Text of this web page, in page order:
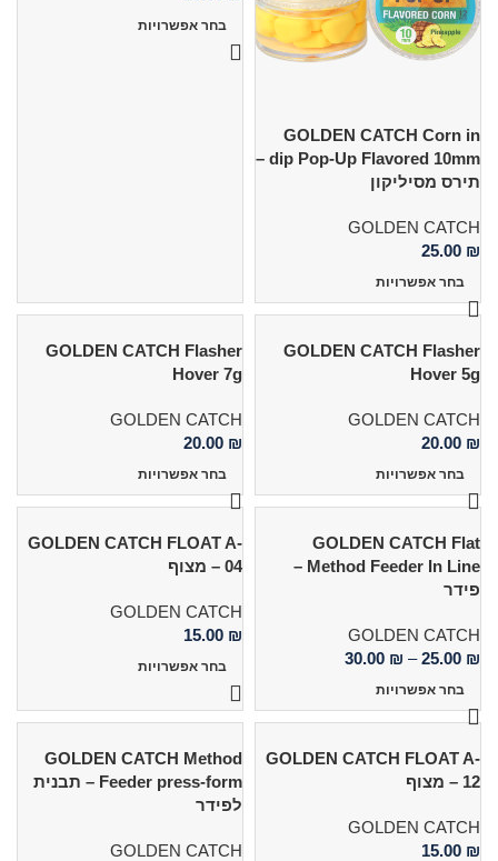
GOLDEN CATCH Corn in
dip Pop-Up Flavored 10mm –
תירס מסיליקון
GOLDEN CATCH
25.00 ₪
בחר אפשרויות
בחר אפשרויות
GOLDEN CATCH Flasher
Hover 5g
GOLDEN CATCH
20.00 ₪
בחר אפשרויות
GOLDEN CATCH Flasher
Hover 7g
GOLDEN CATCH
20.00 ₪
בחר אפשרויות
GOLDEN CATCH Flat
Method Feeder In Line –
פידר
GOLDEN CATCH
25.00 ₪
–
30.00 ₪
בחר אפשרויות
GOLDEN CATCH FLOAT A-
04 – מצוף
GOLDEN CATCH
15.00 ₪
בחר אפשרויות
GOLDEN CATCH FLOAT A-
12 – מצוף
GOLDEN CATCH
15.00 ₪
GOLDEN CATCH Method
Feeder press-form – תבנית
לפידר
GOLDEN CATCH